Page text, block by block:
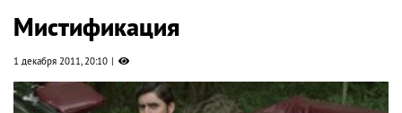
Мистификация
1 декабря 2011, 20:10